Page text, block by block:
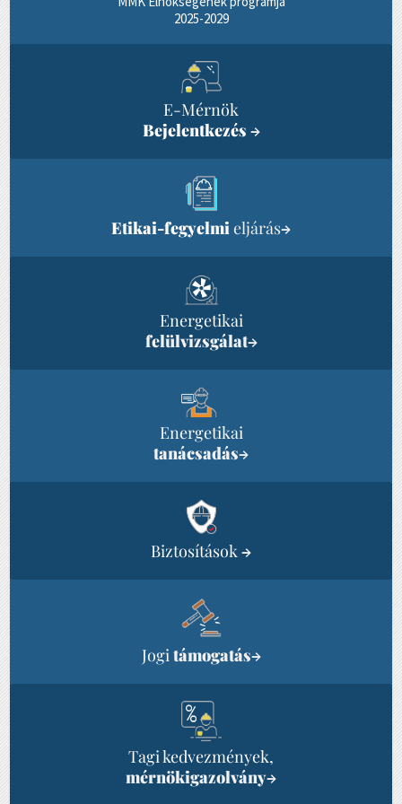
2025-2029
E-Mérnök
Bejelentkezés →
Etikai-fegyelmi eljárás→
Energetikai
felülvizsgálat→
Energetikai
tanácsadás→
Biztosítások→
Jogi támogatás→
Tagi kedvezmények,
mérnökigazolvány→